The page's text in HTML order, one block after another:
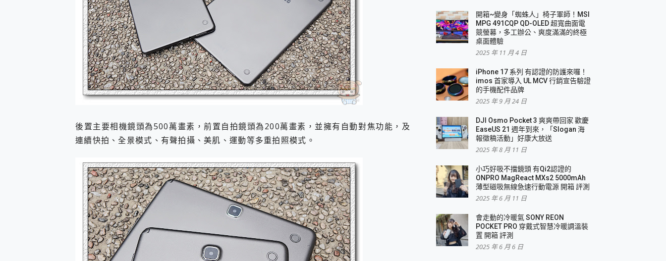
後置主要相機鏡頭為500萬畫素，前置自拍鏡頭為200萬畫素，並擁有自動對焦功能，及
連續快拍、全景模式、有聲拍攝、美肌、運動等多重拍照模式。
開箱~變身「蜘蛛人」椅子軍師！MSI
MPG 491CQP QD-OLED 超寬曲面電
競螢幕，多工辦公、爽度滿滿的終極
桌面體驗
2025 年 11 月 4 日
iPhone 17 系列 有認證的防護來囉！
imos 首家導入 UL MCV 行銷宣告驗證
的手機配件品牌
2025 年 9 月 24 日
DJI Osmo Pocket 3 爽爽帶回家 歡慶
EaseUS 21 週年到來，「Slogan 海
報徵稿活動」好康大放送
2025 年 8 月 11 日
小巧好吸不擋鏡頭 有Qi2認證的
ONPRO MagReact MXs2 5000mAh
薄型磁吸無線急速行動電源 開箱 評測
2025 年 6 月 11 日
會走動的冷暖氣 SONY REON
POCKET PRO 穿戴式智慧冷暖調溫裝
置 開箱 評測
2025 年 6 月 6 日